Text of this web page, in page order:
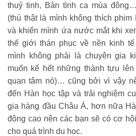
thuỷ tinh, Bản tình ca mùa
(thú thật là mình không thích
và khiến mình ứa nước mắt khi
thế giới thán phục về nền kinh
mình không phải là chuyên gia
muốn kể hết những thành tựu
quan tâm nó)… cũng bởi vì vậy
đến Hàn học tập và trải nghiệm
gia hàng đầu Châu Á, hơn nữa
động cao nên các bạn sẽ có cơ
cho quá trình du học.